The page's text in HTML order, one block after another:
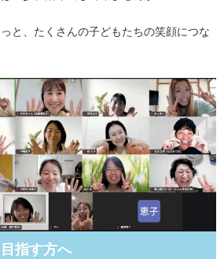
と、たくさんの子どもたちの笑顔につな
指す方へ